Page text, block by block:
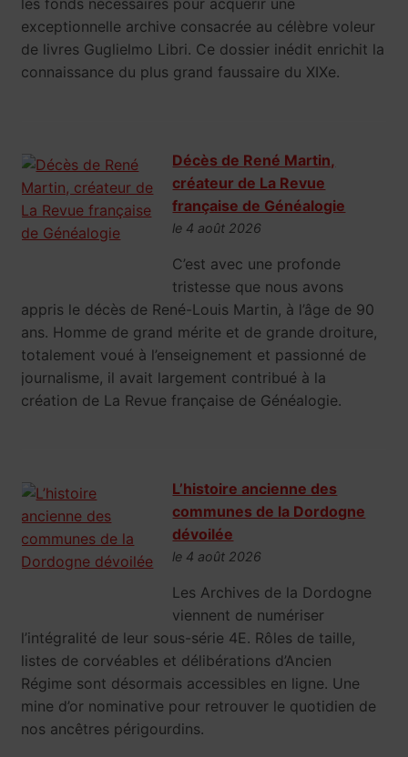
les fonds nécessaires pour acquérir une
exceptionnelle archive consacrée au célèbre voleur
de livres Guglielmo Libri. Ce dossier inédit enrichit la
connaissance du plus grand faussaire du XIXe.
Décès de René Martin,
créateur de La Revue
française de Généalogie
le 4 août 2026
C’est avec une profonde
tristesse que nous avons
appris le décès de René-Louis Martin, à l’âge de 90
ans. Homme de grand mérite et de grande droiture,
totalement voué à l’enseignement et passionné de
journalisme, il avait largement contribué à la
création de La Revue française de Généalogie.
L’histoire ancienne des
communes de la Dordogne
dévoilée
le 4 août 2026
Les Archives de la Dordogne
viennent de numériser
l’intégralité de leur sous-série 4E. Rôles de taille,
listes de corvéables et délibérations d’Ancien
Régime sont désormais accessibles en ligne. Une
mine d’or nominative pour retrouver le quotidien de
nos ancêtres périgourdins.